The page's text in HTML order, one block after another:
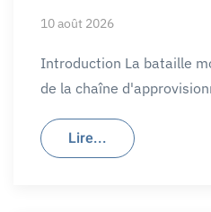
10 août 2026
Introduction La bataille
de la chaîne
Lire...